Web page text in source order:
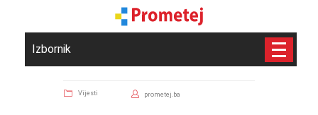
Izbornik
Vijesti prometej.ba